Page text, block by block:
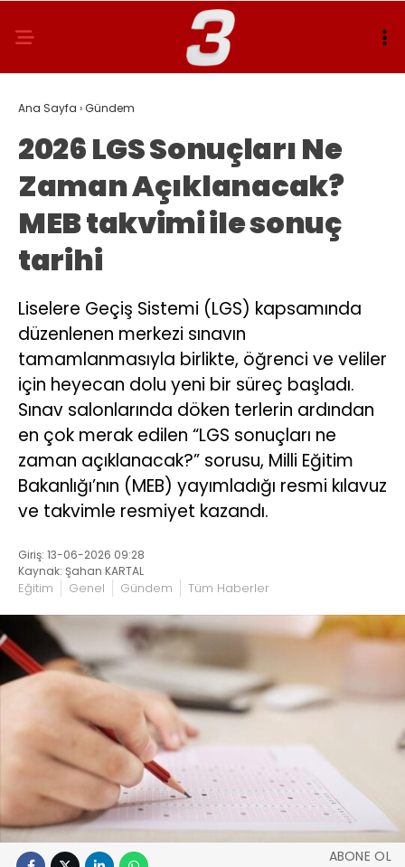
Ana Sayfa ›Gündem
2026 LGS Sonuçları Ne
Zaman Açıklanacak?
MEB takvimi ile sonuç
tarihi
Liselere Geçiş Sistemi (LGS) kapsamında
düzenlenen merkezi sınavın
tamamlanmasıyla birlikte, öğrenci ve veliler
için heyecan dolu yeni bir süreç başladı.
Sınav salonlarında döken terlerin ardından
en çok merak edilen “LGS sonuçları ne
zaman açıklanacak?” sorusu, Milli Eğitim
Bakanlığı’nın (MEB) yayımladığı resmi kılavuz
ve takvimle resmiyet kazandı.
Giriş: 13-06-2026 09:28
Kaynak: Şahan KARTAL
Eğitim Genel Gündem Tüm Haberler
ABONE OL